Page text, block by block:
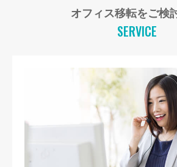
オフィス移転をご検
SERVICE